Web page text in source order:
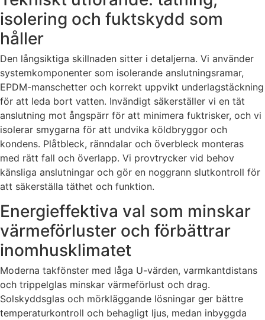
isolering och fuktskydd som
håller
Den långsiktiga skillnaden sitter i detaljerna. Vi använder
systemkomponenter som isolerande anslutningsramar,
EPDM-manschetter och korrekt uppvikt underlagstäckning
för att leda bort vatten. Invändigt säkerställer vi en tät
anslutning mot ångspärr för att minimera fuktrisker, och vi
isolerar smygarna för att undvika köldbryggor och
kondens. Plåtbleck, ränndalar och överbleck monteras
med rätt fall och överlapp. Vi provtrycker vid behov
känsliga anslutningar och gör en noggrann slutkontroll för
att säkerställa täthet och funktion.
Energieffektiva val som minskar
värmeförluster och förbättrar
inomhusklimatet
Moderna takfönster med låga U-värden, varmkantdistans
och trippelglas minskar värmeförlust och drag.
Solskyddsglas och mörkläggande lösningar ger bättre
temperaturkontroll och behagligt ljus, medan inbyggda